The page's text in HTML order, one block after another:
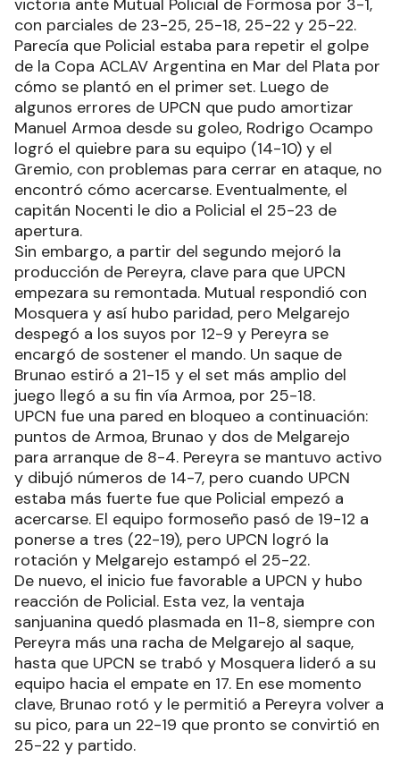
victoria ante Mutual Policial de Formosa por 3-1,
con parciales de 23-25, 25-18, 25-22 y 25-22.
Parecía que Policial estaba para repetir el golpe
de la Copa ACLAV Argentina en Mar del Plata por
cómo se plantó en el primer set. Luego de
algunos errores de UPCN que pudo amortizar
Manuel Armoa desde su goleo, Rodrigo Ocampo
logró el quiebre para su equipo (14-10) y el
Gremio, con problemas para cerrar en ataque, no
encontró cómo acercarse. Eventualmente, el
capitán Nocenti le dio a Policial el 25-23 de
apertura.
Sin embargo, a partir del segundo mejoró la
producción de Pereyra, clave para que UPCN
empezara su remontada. Mutual respondió con
Mosquera y así hubo paridad, pero Melgarejo
despegó a los suyos por 12-9 y Pereyra se
encargó de sostener el mando. Un saque de
Brunao estiró a 21-15 y el set más amplio del
juego llegó a su fin vía Armoa, por 25-18.
UPCN fue una pared en bloqueo a continuación:
puntos de Armoa, Brunao y dos de Melgarejo
para arranque de 8-4. Pereyra se mantuvo activo
y dibujó números de 14-7, pero cuando UPCN
estaba más fuerte fue que Policial empezó a
acercarse. El equipo formoseño pasó de 19-12 a
ponerse a tres (22-19), pero UPCN logró la
rotación y Melgarejo estampó el 25-22.
De nuevo, el inicio fue favorable a UPCN y hubo
reacción de Policial. Esta vez, la ventaja
sanjuanina quedó plasmada en 11-8, siempre con
Pereyra más una racha de Melgarejo al saque,
hasta que UPCN se trabó y Mosquera lideró a su
equipo hacia el empate en 17. En ese momento
clave, Brunao rotó y le permitió a Pereyra volver a
su pico, para un 22-19 que pronto se convirtió en
25-22 y partido.